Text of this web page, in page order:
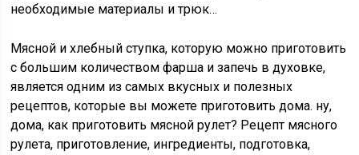
необходимые материалы и трюк…
Мясной и хлебный ступка, которую можно приготовить
с большим количеством фарша и запечь в духовке,
является одним из самых вкусных и полезных
рецептов, которые вы можете приготовить дома. ну,
дома, как приготовить мясной рулет? Рецепт мясного
рулета, приготовление, ингредиенты, подготовка,